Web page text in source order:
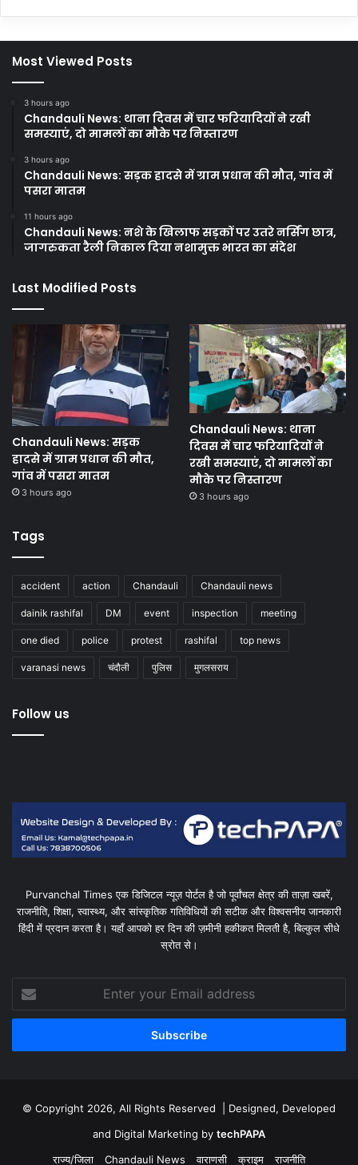
Most Viewed Posts
3 hours ago
Chandauli News: थाना दिवस में चार फरियादियों ने रखी
समस्याएं, दो मामलों का मौके पर निस्तारण
3 hours ago
Chandauli News: सड़क हादसे में ग्राम प्रधान की मौत, गांव में
पसरा मातम
11 hours ago
Chandauli News: नशे के खिलाफ सड़कों पर उतरे नर्सिंग छात्र,
जागरुकता रैली निकाल दिया नशामुक्त भारत का संदेश
Last Modified Posts
Chandauli News: सड़क
हादसे में ग्राम प्रधान की मौत,
गांव में पसरा मातम
3 hours ago
Chandauli News: थाना
दिवस में चार फरियादियों ने
रखी समस्याएं, दो मामलों का
मौके पर निस्तारण
3 hours ago
Tags
accident action Chandauli Chandauli news
dainik rashifal DM event inspection meeting
one died police protest rashifal top news
varanasi news चंदौली पुलिस मुगलसराय
Follow us
Purvanchal Times एक डिजिटल न्यूज़ पोर्टल है जो पूर्वांचल क्षेत्र की ताज़ा खबरें,
राजनीति, शिक्षा, स्वास्थ्य, और सांस्कृतिक गतिविधियों की सटीक और विश्वसनीय जानकारी
हिंदी में प्रदान करता है। यहाँ आपको हर दिन की ज़मीनी हकीकत मिलती है, बिल्कुल सीधे
स्रोत से।
your
Email
© Copyright 2026, All Rights Reserved | Designed, Developed
and Digital Marketing by techPAPA
राज्य/जिला
Chandauli News वाराणसी क्राइम राजनीति